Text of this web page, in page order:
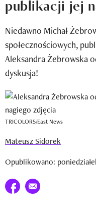
Newsletter
Wizaz Summer Influ School
Mój profil / Zarejestruj się
publikacji jej
Niedawno Michał
społecznościowych,
Aleksandra Żebrowska
dyskusja!
TRICOLORS/East News
Mateusz Sidorek
Opublikowano:
Udostępnij na facebook
E-mail do przyjaciela